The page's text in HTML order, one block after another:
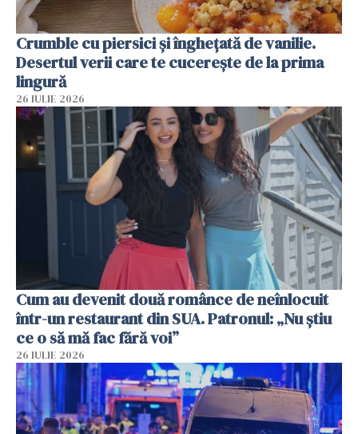
Crumble cu piersici și înghețată de vanilie.
Desertul verii care te cucerește de la prima
lingură
26 IULIE 2026
Cum au devenit două românce de neînlocuit
într-un restaurant din SUA. Patronul: „Nu știu
ce o să mă fac fără voi”
26 IULIE 2026